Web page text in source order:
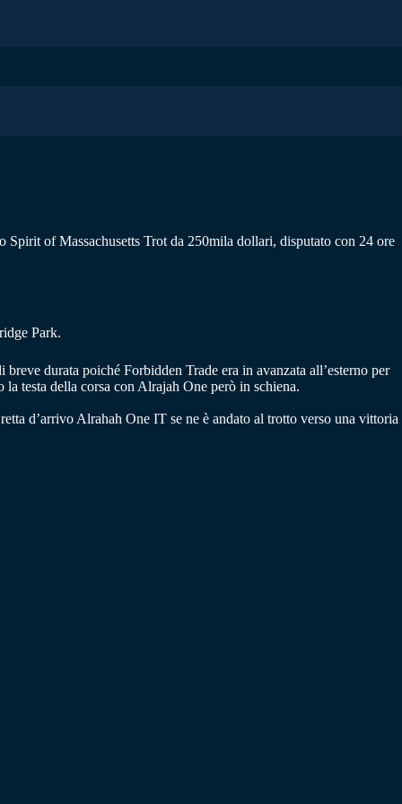
Spirit of Massachusetts Trot da 250mila dollari, disputato con 24 ore
Park.
durata poiché Forbidden Trade era in avanzata all’esterno per
testa della corsa con Alrajah One però in schiena.
d’arrivo Alrahah One IT se ne è andato al trotto verso una vittoria